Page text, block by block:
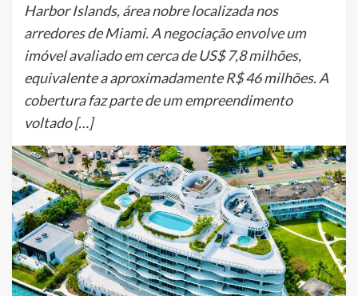
Harbor Islands, área nobre localizada nos
arredores de Miami. A negociação envolve um
imóvel avaliado em cerca de US$ 7,8 milhões,
equivalente a aproximadamente R$ 46 milhões. A
cobertura faz parte de um empreendimento
voltado […]